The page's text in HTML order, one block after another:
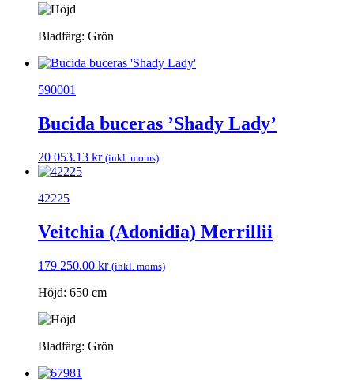
Bladfärg: Grön
590001
Bucida buceras ’Shady Lady’
20 053.13 kr (inkl. moms)
42225
Veitchia (Adonidia) Merrillii
179 250.00 kr (inkl. moms)
Höjd: 650 cm
Bladfärg: Grön